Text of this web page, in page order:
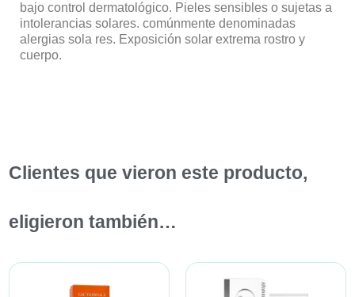
bajo control dermatológico. Pieles sensibles o sujetas a
intolerancias solares. comúnmente denominadas
alergias sola res. Exposición solar extrema rostro y
cuerpo.
Clientes que vieron este producto,
eligieron también…